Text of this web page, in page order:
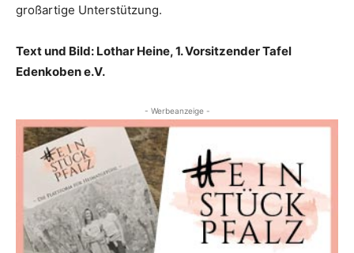
großartige Unterstützung.
Text und Bild: Lothar Heine, 1. Vorsitzender Tafel
Edenkoben e.V.
- Werbeanzeige -